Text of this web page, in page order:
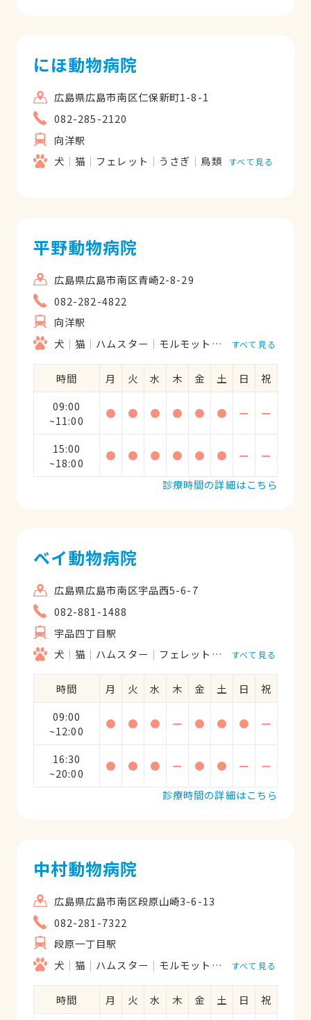
にほ動物病院
広島県広島市南区仁保新町1-8-1
082-285-2120
向洋駅
犬
猫 フェレット うさぎ 鳥類 すべて見る
平野動物病院
広島県広島市南区青崎2-8-29
082-282-4822
向洋駅
犬
猫 ハムスター モルモット フェレット
すべて見る
時間 月 火 水 木 金 土 日
祝
09:00
~11:00
● ● ● ● ● ● ー ー
15:00
~18:00
● ● ● ● ● ● ー
ー
診療時間の詳細はこちら
ベイ動物病院
広島県広島市南区宇品西5-6-7
082-881-1488
宇品四丁目駅
犬
猫 ハムスター フェレット うさぎ
すべて見る
時間 月 火 水 木 金 土 日
祝
09:00
~12:00
● ● ● ー ● ● ● ー
16:30
~20:00
● ● ● ー ● ● ー
ー
診療時間の詳細はこちら
中村動物病院
広島県広島市南区段原山崎3-6-13
082-281-7322
段原一丁目駅
犬
猫 ハムスター モルモット フェレット
すべて見る
時間 月 火 水 木 金 土 日
祝